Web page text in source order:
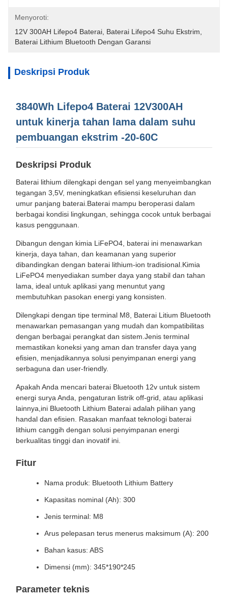
Menyoroti:
12V 300AH Lifepo4 Baterai Baterai Lifepo4 Suhu Ekstrim
Baterai Lithium Bluetooth Dengan Garansi
Deskripsi Produk
3840Wh Lifepo4 Baterai 12V300AH
untuk kinerja tahan lama dalam suhu
pembuangan ekstrim -20-60C
Deskripsi Produk
Baterai lithium dilengkapi dengan sel yang menyeimbangkan
tegangan 3,5V, meningkatkan efisiensi keseluruhan dan
umur panjang baterai.Baterai mampu beroperasi dalam
berbagai kondisi lingkungan, sehingga cocok untuk berbagai
kasus penggunaan.
Dibangun dengan kimia LiFePO4, baterai ini menawarkan
kinerja, daya tahan, dan keamanan yang superior
dibandingkan dengan baterai lithium-ion tradisional.Kimia
LiFePO4 menyediakan sumber daya yang stabil dan tahan
lama, ideal untuk aplikasi yang menuntut yang
membutuhkan pasokan energi yang konsisten.
Dilengkapi dengan tipe terminal M8, Baterai Litium Bluetooth
menawarkan pemasangan yang mudah dan kompatibilitas
dengan berbagai perangkat dan sistem.Jenis terminal
memastikan koneksi yang aman dan transfer daya yang
efisien, menjadikannya solusi penyimpanan energi yang
serbaguna dan user-friendly.
Apakah Anda mencari baterai Bluetooth 12v untuk sistem
energi surya Anda, pengaturan listrik off-grid, atau aplikasi
lainnya,ini Bluetooth Lithium Baterai adalah pilihan yang
handal dan efisien. Rasakan manfaat teknologi baterai
lithium canggih dengan solusi penyimpanan energi
berkualitas tinggi dan inovatif ini.
Fitur
Nama produk: Bluetooth Lithium Battery
Kapasitas nominal (Ah): 300
Jenis terminal: M8
Arus pelepasan terus menerus maksimum (A): 200
Bahan kasus: ABS
Dimensi (mm): 345*190*245
Parameter teknis